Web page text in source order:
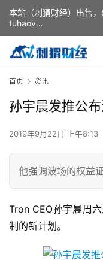
首页 资讯
孙宇晨发推公
2019年9月22日 上午8:13
他强调波场的权益
Tron CEO孙宇晨周
制的新计划。
本站（刺猬财经）出售
tuhaov
This website
website. If you need it,